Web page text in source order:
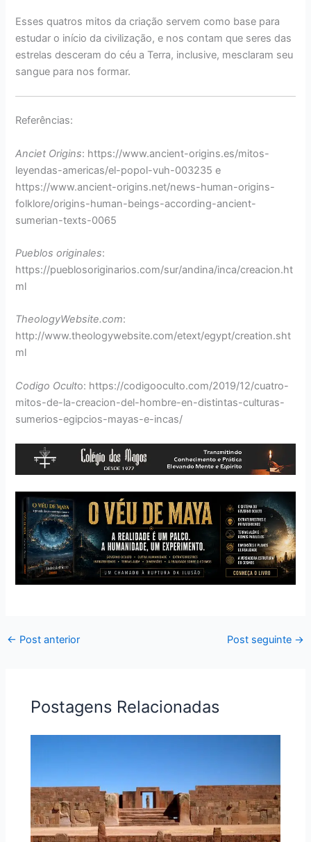
Esses quatros mitos da criação servem como base para
estudar o início da civilização, e nos contam que seres das
estrelas desceram do céu a Terra, inclusive, mesclaram seu
sangue para nos formar.
Referências:
Anciet Origins: https://www.ancient-origins.es/mitos-
leyendas-americas/el-popol-vuh-003235 e
https://www.ancient-origins.net/news-human-origins-
folklore/origins-human-beings-according-ancient-
sumerian-texts-0065
Pueblos originales:
https://pueblosoriginarios.com/sur/andina/inca/creacion.ht
ml
TheologyWebsite.com:
http://www.theologywebsite.com/etext/egypt/creation.sht
ml
Codigo Oculto: https://codigooculto.com/2019/12/cuatro-
mitos-de-la-creacion-del-hombre-en-distintas-culturas-
sumerios-egipcios-mayas-e-incas/
← Post anterior Post seguinte →
Postagens Relacionadas